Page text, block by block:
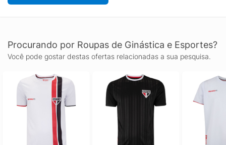
Procurando por Roupas de Ginástica e Esportes?
Você pode gostar destas ofertas relacionadas a sua pesquisa.